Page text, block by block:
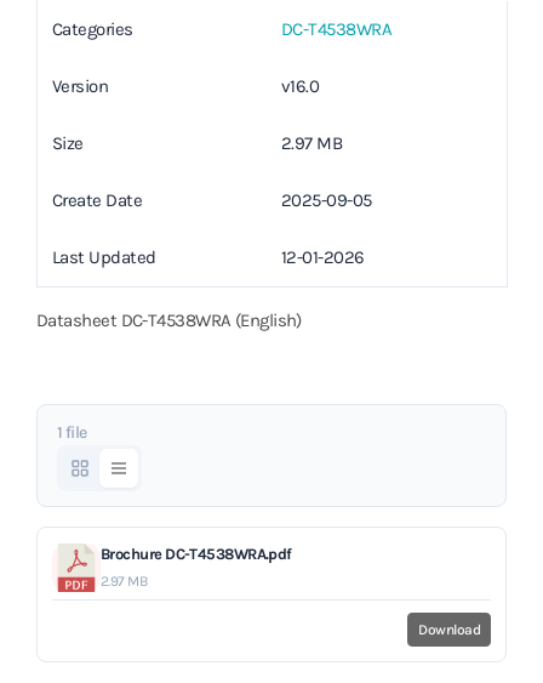
Categories DC-T4538WRA
Version v16.0
Size 2.97 MB
Create Date 2025-09-05
Last Updated 12-01-2026
Datasheet DC-T4538WRA (English)
1 file
Brochure DC-T4538WRA.pdf
2.97 MB
Download